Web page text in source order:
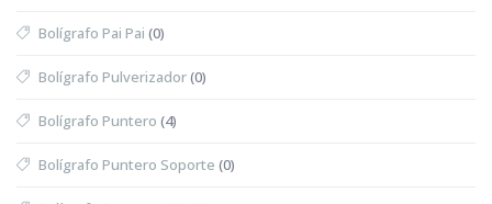
Bolígrafo Pai Pai (0)
Bolígrafo Pulverizador(0)
Bolígrafo Puntero (4)
Bolígrafo Puntero Soporte (0)